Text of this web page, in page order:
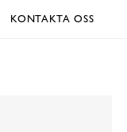
KONTAKTA OSS